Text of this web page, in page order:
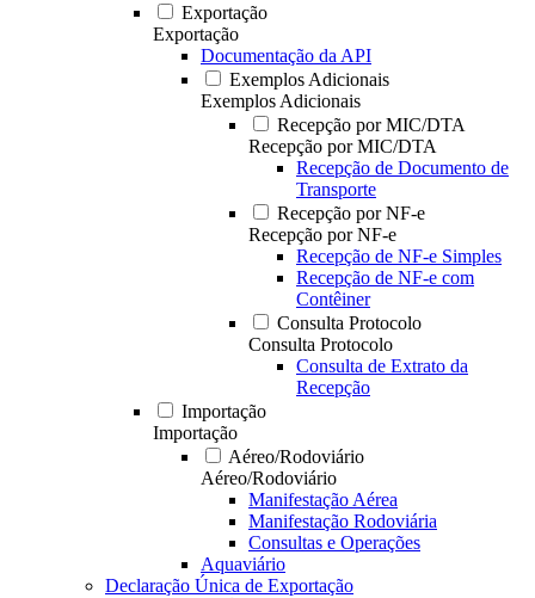
Exportação
Exportação
Documentação da API
Exemplos Adicionais
Exemplos Adicionais
Recepção por MIC/DTA
Recepção por MIC/DTA
Recepção de Documento de
Transporte
Recepção por NF-e
Recepção por NF-e
Recepção de NF-e Simples
Recepção de NF-e com
Contêiner
Consulta Protocolo
Consulta Protocolo
Consulta de Extrato da
Recepção
Importação
Importação
Aéreo/Rodoviário
Aéreo/Rodoviário
Manifestação Aérea
Manifestação Rodoviária
Consultas e Operações
Aquaviário
Declaração Única de Exportação